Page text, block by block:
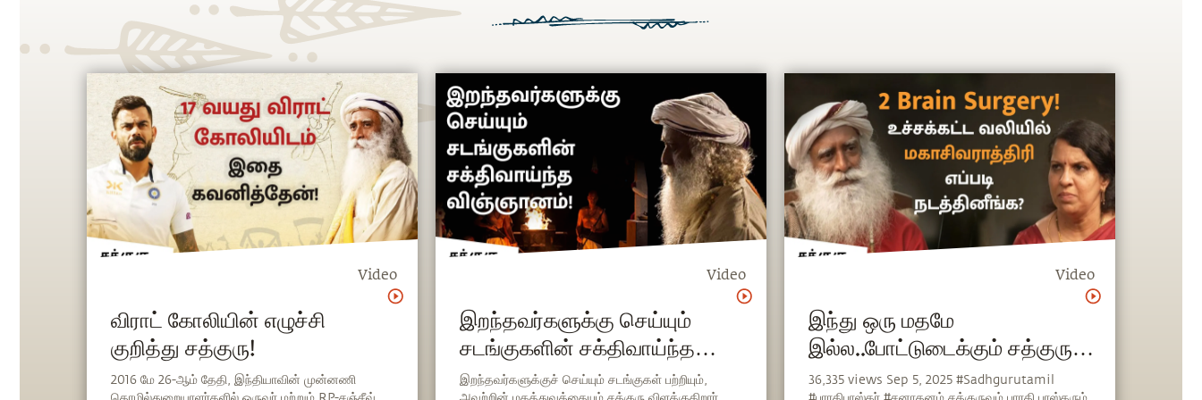
Video
விராட் கோலியின் எழுச்சி
குறித்து சத்குரு!
2016 மே 26-ஆம் தேதி, இந்தியாவின் முன்னணி
Video
இறந்தவர்களுக்கு செய்யும்
சடங்குகளின் சக்திவாய்ந்த
விஞ்ஞானம்!
இறந்தவர்களுக்குச் செய்யும் சடங்குகள் பற்றியும்,
Video
இந்து ஒரு மதமே
இல்ல..போட்டுடைக்கும் சத்குரு! |
Bharathi Baskar &
36,335 views Sep 5, 2025 #Sadhgurutamil